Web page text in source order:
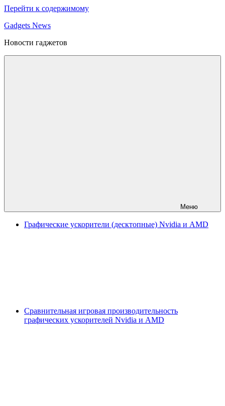
Перейти к содержимому
Gadgets News
Новости гаджетов
Меню
Графические ускорители (десктопные) Nvidia и AMD
Сравнительная игровая производительность
графических ускорителей Nvidia и AMD